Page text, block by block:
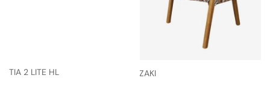
TIA 2 LITE HL ZAKI